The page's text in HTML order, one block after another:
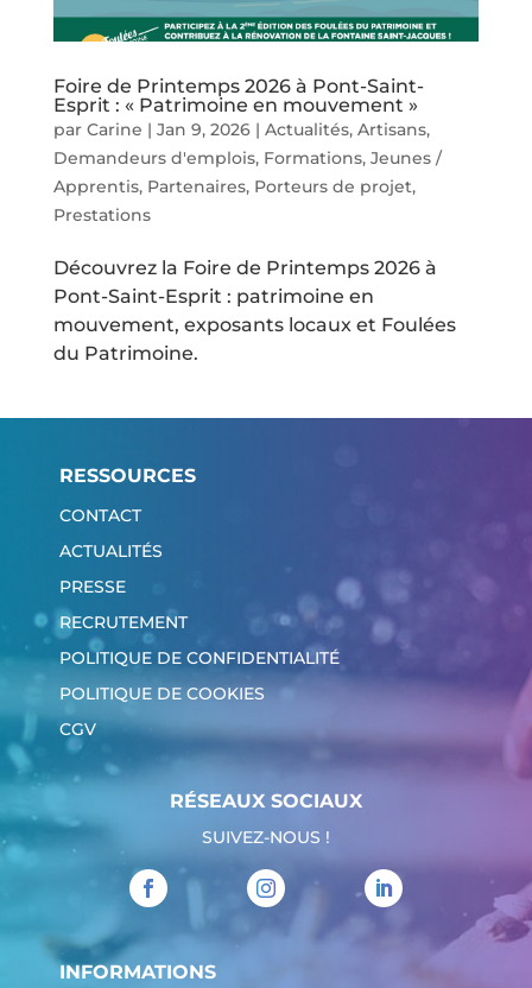
Foire de Printemps 2026 à Pont-Saint-
Esprit : « Patrimoine en mouvement »
par Carine | Jan 9, 2026| Actualités, Artisans,
Demandeurs d'emplois, Formations, Jeunes /
Apprentis, Partenaires, Porteurs de projet,
Prestations
Découvrez la Foire de Printemps 2026 à
Pont-Saint-Esprit : patrimoine en
mouvement, exposants locaux et Foulées
du Patrimoine.
RESSOURCES
CONTACT
ACTUALITÉS
PRESSE
RECRUTEMENT
POLITIQUE DE CONFIDENTIALITÉ
POLITIQUE DE COOKIES
CGV
RÉSEAUX SOCIAUX
SUIVEZ-NOUS !
INFORMATIONS